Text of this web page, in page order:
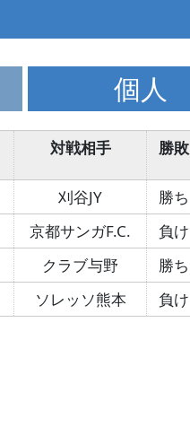
個人
対戦相手 勝敗
刈谷JY 勝ち
京都サンガF.C. 負け
クラブ与野 勝ち
ソレッソ熊本 負け